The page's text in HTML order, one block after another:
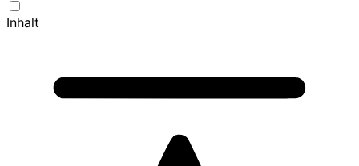
Inhalt